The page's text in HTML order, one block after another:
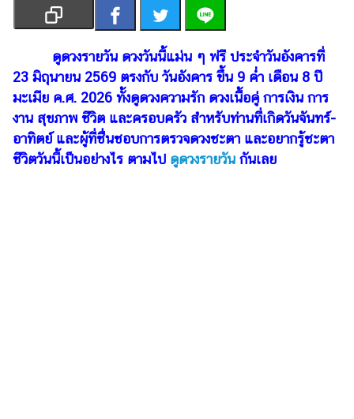
การ
บันเทิง
รูปภาพ
ดู
หนัง
ดูดวงรายวัน ดวงวันนี้แม่น ๆ ฟรี ประจำวันอังคารที่
23 มิถุนายน 2569 ตรงกับ วันอังคาร ขึ้น 9 ค่ำ เดือน 8 ปี
มะเมีย ค.ศ. 2026 ทั้งดูดวงความรัก ดวงเนื้อคู่ การเงิน การ
งาน สุขภาพ ชีวิต และครอบครัว สำหรับท่านที่เกิดวันจันทร์-
อาทิตย์ และผู้ที่ชื่นชอบการตรวจดวงชะตา และอยากรู้ชะตา
ชีวิตวันนี้เป็นอย่างไร ตามไป ดูดวงรายวัน กันเลย